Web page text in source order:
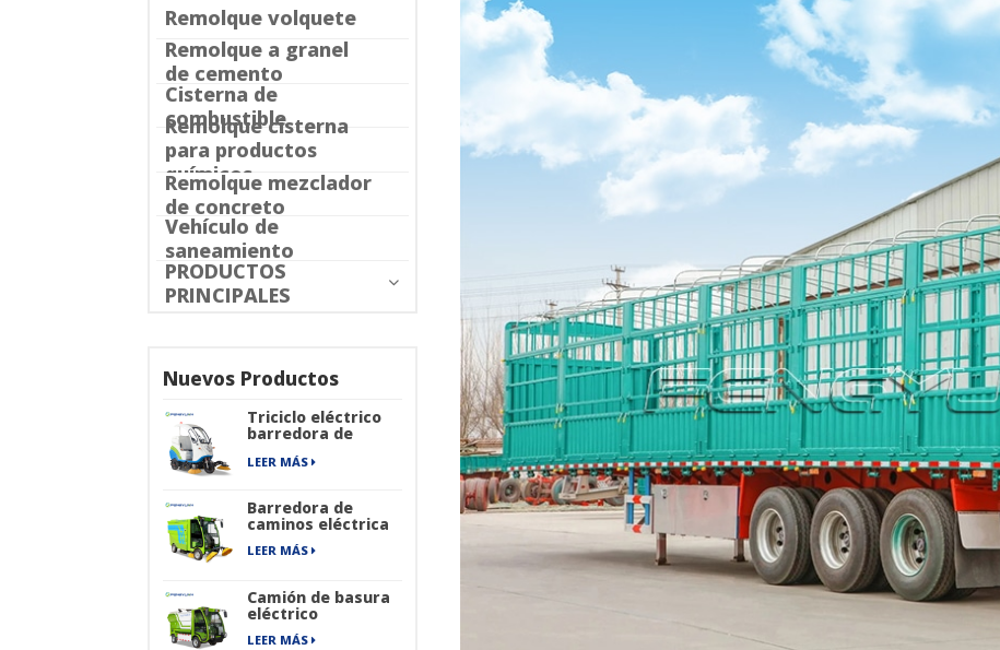
Remolque volquete
Remolque a granel
de cemento
Cisterna de
combustible
Remolque cisterna
para productos
químicos
Remolque mezclador
de concreto
Vehículo de
saneamiento
PRODUCTOS
PRINCIPALES
Nuevos Productos
Triciclo eléctrico
barredora de
LEER MÁS
Barredora de
caminos eléctrica
LEER MÁS
Camión de basura
eléctrico
LEER MÁS